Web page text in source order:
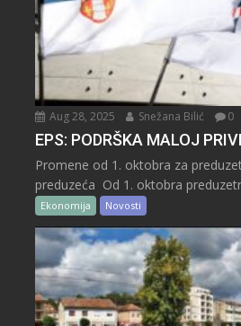
Aug 28, 2025 Snežana Bilić 0
EPS: PODRŠKA MALOJ
Promene od 1. oktobra za
preduzeća Od 1. oktobra
Ekonomija Novosti